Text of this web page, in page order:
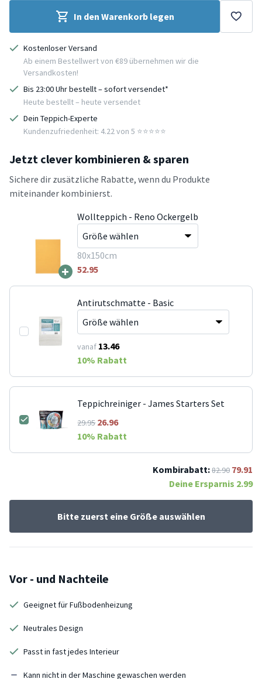
In den Warenkorb legen
Kostenloser Versand
Ab einem Bestellwert von €89 übernehmen wir die
Versandkosten!
Bis 23:00 Uhr bestellt – sofort versendet*
Heute bestellt – heute versendet
Dein Teppich-Experte
Kundenzufriedenheit: 4.22 von 5 ⭐️⭐️⭐️⭐️⭐️
Jetzt clever kombinieren & sparen
Sichere dir zusätzliche Rabatte, wenn du Produkte
miteinander kombinierst.
+
Wollteppich - Reno Ockergelb
80x150cm
52.95
Antirutschmatte - Basic
vanaf 13.46
10% Rabatt
Teppichreiniger - James Starters Set
29.9526.96
10% Rabatt
Kombirabatt:82.90 79.91
Deine Ersparnis 2.99
Bitte zuerst eine Größe auswählen
Vor - und Nachteile
Geeignet für Fußbodenheizung
Neutrales Design
Passt in fast jedes Interieur
Kann nicht in der Maschine gewaschen werden